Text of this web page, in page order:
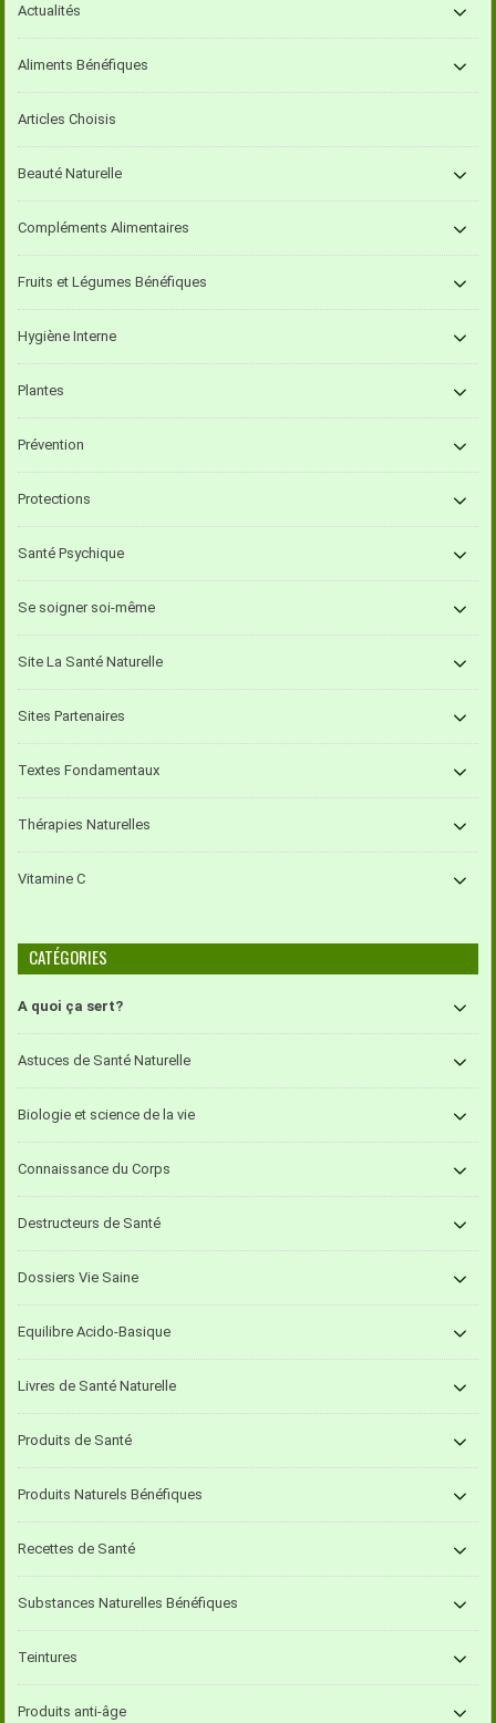
Actualités
Aliments Bénéfiques
Articles Choisis
Beauté Naturelle
Compléments Alimentaires
Fruits et Légumes Bénéfiques
Hygiène Interne
Plantes
Prévention
Protections
Santé Psychique
Se soigner soi-même
Site La Santé Naturelle
Sites Partenaires
Textes Fondamentaux
Thérapies Naturelles
Vitamine C
CATÉGORIES
A quoi ça sert?
Astuces de Santé Naturelle
Biologie et science de la vie
Connaissance du Corps
Destructeurs de Santé
Dossiers Vie Saine
Equilibre Acido-Basique
Livres de Santé Naturelle
Produits de Santé
Produits Naturels Bénéfiques
Recettes de Santé
Substances Naturelles Bénéfiques
Teintures
Produits anti-âge